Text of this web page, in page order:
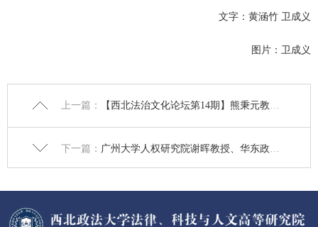
文字：黄涵竹 卫成义
图片：卫成义
上一篇： 【西北法治文化论坛第14期】熊秉元教授做题为“司法案件的经济分析（二）”的讲座
下一篇： 广州大学人权研究院谢晖教授、华东政法大学法律方法研究院陈金钊教授作题为“漫谈法学论文写作”讲座 | 【西北法治文化论坛第十二期】